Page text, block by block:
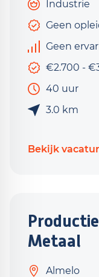
Industrie
Geen
Geen
€2.700 -
40 uur
3.0 km
Bekijk
Metaal
Almelo